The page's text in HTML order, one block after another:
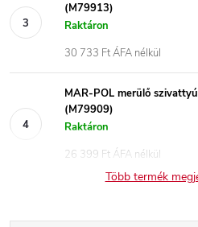
(M79913)
Raktáron
30 733 Ft ÁFA nélkül
MAR-POL merülő
(M79909)
Raktáron
26 399 Ft ÁFA nélkül
Több termék